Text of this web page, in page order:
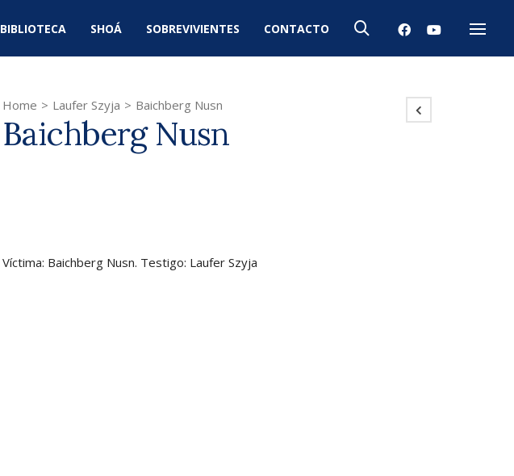
BIBLIOTECA SHOÁ SOBREVIVIENTES CONTACTO
Menú
Home > Laufer Szyja > Baichberg Nusn
Baichberg Nusn
Víctima: Baichberg Nusn. Testigo: Laufer Szyja